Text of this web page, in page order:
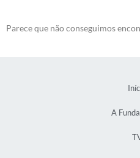
Parece que não conseguimos
A